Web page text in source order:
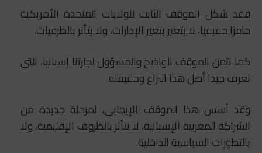
فقد شكل الموقف الثابت للولايات المتحدة الأمريكية
حافزا حقيقيا، لا يتغير بتغير الإدارات، ولا يتأثر بالظرفيات.
كما نثمن الموقف الواضح والمسؤول لجارتنا إسبانيا، التي
تعرف جيدا أصل هذا النزاع وحقيقته.
وقد أسس هذا الموقف الإيجابي، لمرحلة جديدة من
الشراكة المغربية الإسبانية، لا تتأثر بالظروف الإقليمية، ولا
بالتطورات السياسية الداخلية.